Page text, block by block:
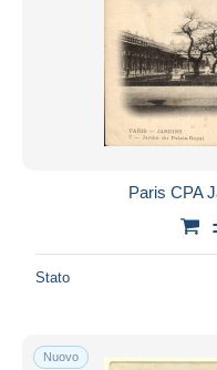
Paris CPA
Stato
Nuovo